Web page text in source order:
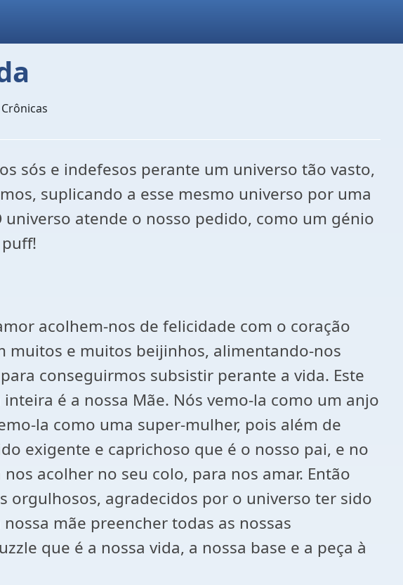
sós e indefesos perante um universo tão vasto,
suplicando a esse mesmo universo por uma
atende o nosso pedido, como um génio
acolhem-nos de felicidade com o coração
muitos e muitos beijinhos, alimentando-nos
conseguirmos subsistir perante a vida. Este
é a nossa Mãe. Nós vemo-la como um anjo
la como uma super-mulher, pois além de
exigente e caprichoso que é o nosso pai, e no
acolher no seu colo, para nos amar. Então
orgulhosos, agradecidos por o universo ter sido
mãe preencher todas as nossas
que é a nossa vida, a nossa base e a peça à